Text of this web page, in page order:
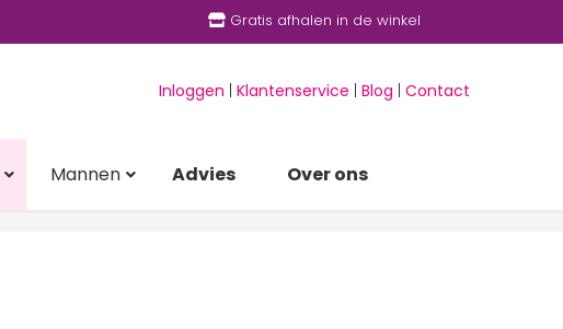
Gratis afhalen in de winkel
Inloggen Klantenservice Blog Contact
Mannen Advies Over ons